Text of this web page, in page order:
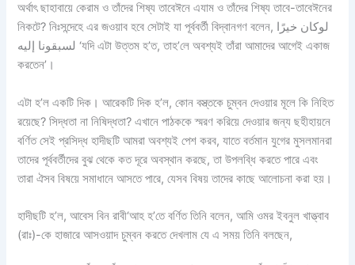
অর্থাৎ ছাহাবায়ে কেরাম ও তাঁদের শিষ্য তাবেঈনে এযাম ও তাঁদের শিষ্য তাবে-তাবেঈনের
নিকটে? নিঃসন্দেহে এর জওয়াব হবে সেটাই যা পূর্ববর্তী বিদ্বানগণ বলেন, لوكان خيرًا
لسبقونا إليه ‘যদি এটা উত্তম হ’ত, তাহ’লে অবশ্যই তাঁরা আমাদের আগেই একাজ
করতেন’।
এটা হ’ল একটি দিক। আরেকটি দিক হ’ল, কোন বস্ত্তকে চুম্বন দেওয়ার মূলে কি নিহিত
রয়েছে? সিদ্ধতা না নিষিদ্ধতা? এখানে পাঠককে স্মরণ করিয়ে দেওয়ার জন্য ছহীহায়নে
বর্ণিত সেই প্রসিদ্ধ হাদীছটি আমরা অবশ্যই পেশ করব, যাতে বর্তমান যুগের মুসলমানরা
তাদের পূর্ববর্তীদের বুঝ থেকে কত দূরে অবস্থান করছে, তা উপলব্ধি করতে পারে এবং
তারা ঐসব বিষয়ে সমাধানে আসতে পারে, যেসব বিষয় তাদের কাছে আলোচনা করা হয়।
হাদীছটি হ’ল, আবেস বিন রাবী‘আহ হ’তে বর্ণিত তিনি বলেন, আমি ওমর ইবনুল খাত্ত্বাব
(রাঃ)-কে হাজারে আসওয়াদ চুম্বন করতে দেখলাম যে এ সময় তিনি বলছেন,